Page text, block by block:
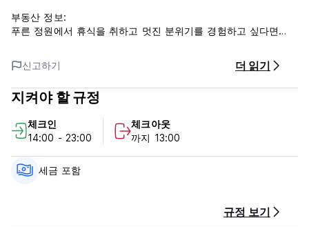
부동산 정보:
푸른 정원에서 휴식을 취하고 멋진 분위기를 경험하고 싶다면
영하고, 조언하고, 당신이 이 도시의 모든 경이로움을 즐길 수 있
도록 안전하게 보호하는 것을 목표로 합니다. 우리 호스텔의 특징:
따뜻한 아침 식사가 포함되어 있습니다
무료 수하물 보관소
무료 린넨
완비된 손님용 주방
은 중앙아시아에서 가장 큰 도시 중 하나인 알마티에서 경험할 수
신고하기 더 읽기
지켜야 할 규정
체크인
14:00 - 23:00
체크아웃
까지 13:00
세금 포함
규정 보기